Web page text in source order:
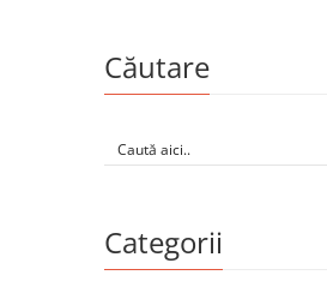
Căutare
Categorii